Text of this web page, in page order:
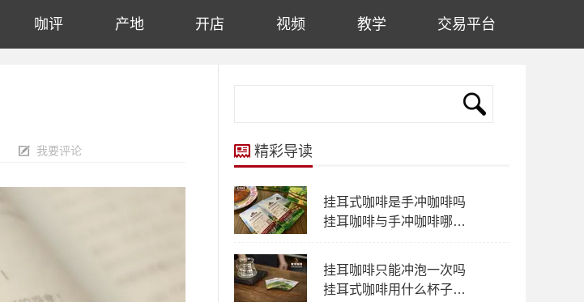
咖评 产地 开店 视频 教学 交易平台
我要评论 精彩导读
挂耳式咖啡是手冲咖啡吗
挂耳咖啡与手冲咖啡哪个
挂耳咖啡只能冲泡一次吗
挂耳式咖啡用什么杯子冲